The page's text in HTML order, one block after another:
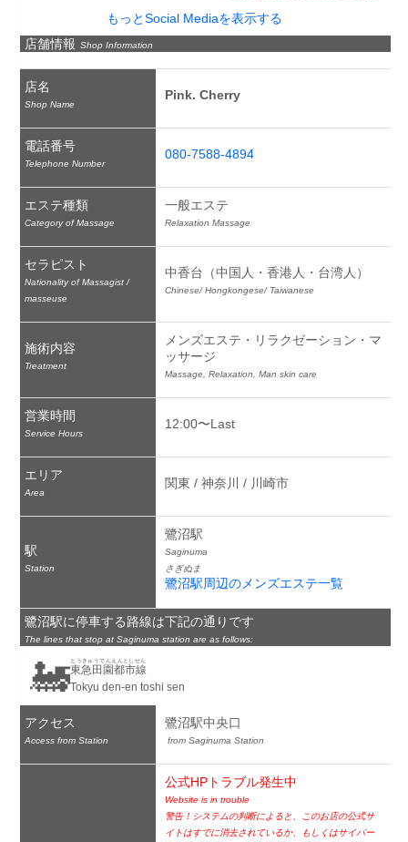
もっとSocial Mediaを表示する
店舗情報 Shop Information
店名
Shop Name
Pink. Cherry
電話番号
Telephone Number
080-7588-4894
エステ種類
Category of Massage
一般エステ
Relaxation Massage
セラピスト
Nationality of Massagist /
masseuse
中香台（中国人・香港人・台湾人）
Chinese/ Hongkongese/ Taiwanese
施術内容
Treatment
メンズエステ・リラクゼーション・マ
ッサージ
Massage, Relaxation, Man skin care
営業時間
Service Hours
12:00〜Last
エリア
Area
関東 / 神奈川 / 川崎市
駅
Station
鷺沼駅
Saginuma
さぎぬま
鷺沼駅周辺のメンズエステ一覧
鷺沼駅に停車する路線は下記の通りです
The lines that stop at Saginuma station are as follows:
🚂東急田園都市線
とうきゅうでんえんとしせん
Tokyu den-en toshi sen
アクセス
Access from Station
鷺沼駅中央口
from Saginuma Station
公式HPトラブル発生中
Website is in trouble
警告！システムの判断によると、このお店の公式サ
イトはすでに消去されているか、もしくはサイバー